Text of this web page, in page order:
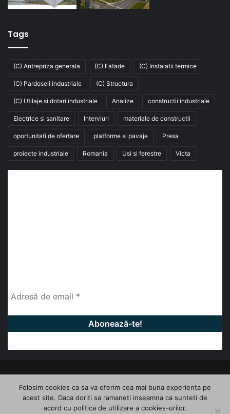
Tags
(C) Antrepriza generala (C) Fatade (C) Instalatii termice
(C) Pardoseli industriale (C) Structura
(C) Utilaje si dotari industriale Analize constructii industriale
Electrice si sanitare Interviuri materiale de constructii
oportunitati de ofertare platforme si pavaje Presa
proiecte industriale Romania Usi si ferestre Victa
FacebookLinkedInYouTube
Folosim cookies ca sa va oferim cea mai buna experienta pe
acest site. Daca doriti sa ramaneti inseamna ca sunteti de
acord cu politica de utilizare a cookies-urilor.